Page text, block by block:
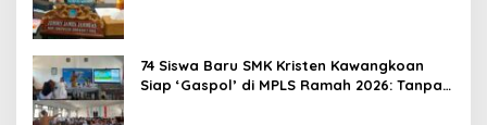
74 Siswa Baru SMK Kristen Kawangkoan
Siap ‘Gaspol’ di MPLS Ramah 2026: Tanpa